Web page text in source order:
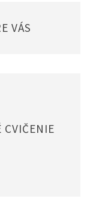
VÁS